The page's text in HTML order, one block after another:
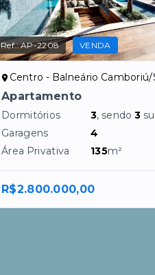
Ref.:AP-2208 VENDA
Centro - Balneário Camboriú/
Apartamento
Dormitórios 3, sendo3
Garagens
4
Área Privativa
135m²
R$2.800.000,00